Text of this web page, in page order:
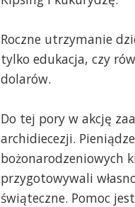
Roczne utrzymanie
tylko edukacja, czy
dolarów.
Do tej pory w akcję
archidiecezji.
bożonarodzeniowych
przygotowywali
świąteczne. Pomoc